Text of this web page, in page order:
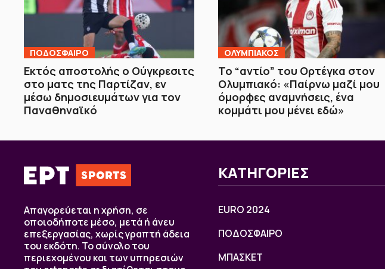
ΠΟΔΟΣΦΑΙΡΟ
Εκτός αποστολής ο Ούγκρεσιτς
στο ματς της Παρτίζαν, εν
μέσω δημοσιευμάτων για τον
Παναθηναϊκό
ΟΛΥΜΠΙΑΚΟΣ
Το “αντίο” του Ορτέγκα στον
Ολυμπιακό: «Παίρνω μαζί μου
όμορφες αναμνήσεις, ένα
κομμάτι μου μένει εδώ»
Απαγορεύεται η χρήση, σε
οποιοδήποτε μέσο, μετά ή άνευ
επεξεργασίας, χωρίς γραπτή άδεια
του εκδότη. Το σύνολο του
περιεχομένου και των υπηρεσιών
ΚΑΤΗΓΟΡΙΕΣ
EURO 2024
ΠΟΔΟΣΦΑΙΡΟ
ΜΠΑΣΚΕΤ